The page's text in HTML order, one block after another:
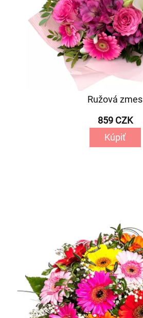
Ružová zmes
859 CZK
Kúpiť